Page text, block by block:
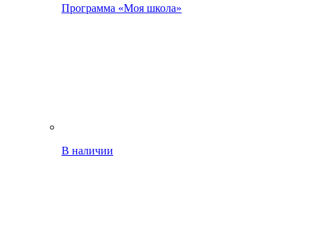
Программа «Моя школа»
В наличии